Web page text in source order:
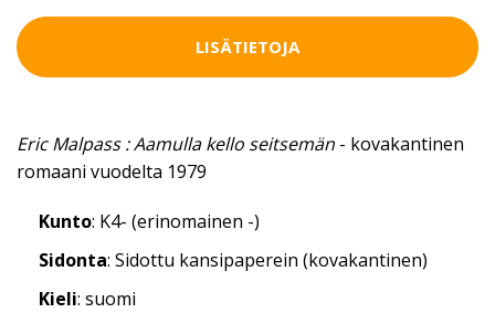
LISÄTIETOJA
Eric Malpass : Aamulla kello seitsemän - kovakantinen
romaani vuodelta 1979
Kunto: K4- (erinomainen -)
Sidonta: Sidottu kansipaperein (kovakantinen)
Kieli: suomi